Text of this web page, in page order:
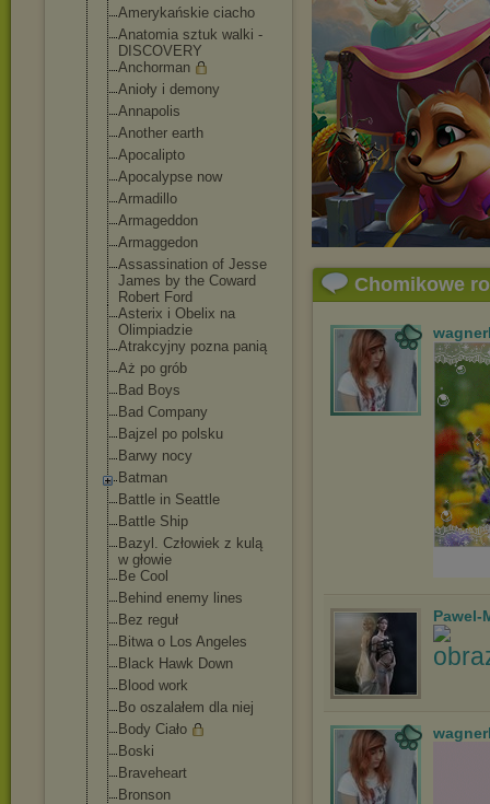
Amerykańskie ciacho
Anatomia sztuk walki -
DISCOVERY
Anchorman
Anioły i demony
Annapolis
Another earth
Apocalipto
Apocalypse now
Armadillo
Armageddon
Armaggedon
Assassination of Jesse
James by the Coward
Robert Ford
Asterix i Obelix na
Olimpiadzie
Atrakcyjny pozna panią
Aż po grób
Bad Boys
Bad Company
Bajzel po polsku
Barwy nocy
Batman
Battle in Seattle
Battle Ship
Bazyl. Człowiek z kulą
w głowie
Be Cool
Behind enemy lines
Bez reguł
Bitwa o Los Angeles
Black Hawk Down
Blood work
Bo oszalałem dla niej
Body Ciało
Boski
Braveheart
Bronson
Chomikowe
Pawel-